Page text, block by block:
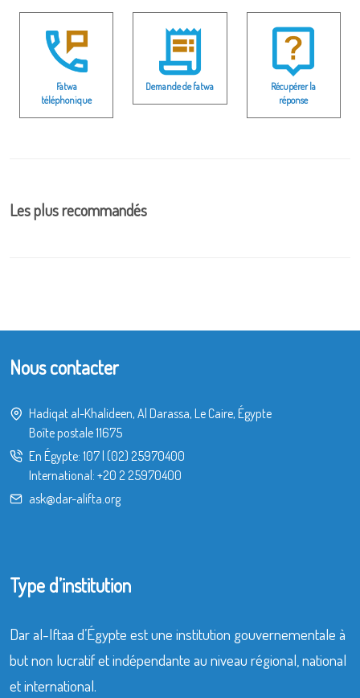
Fatwa
téléphonique
Demande de fatwa
Récupérer la
réponse
Les plus recommandés
Nous contacter
Hadiqat al-Khalideen, Al Darassa, Le Caire, Égypte
Boîte postale 11675
En Égypte: 107| (02) 25970400
International: +20 2 25970400
ask@dar-alifta.org
Type d’institution
Dar al-Iftaa d’Égypte est une institution gouvernementale à
but non lucratif et indépendante au niveau régional, national
et international.